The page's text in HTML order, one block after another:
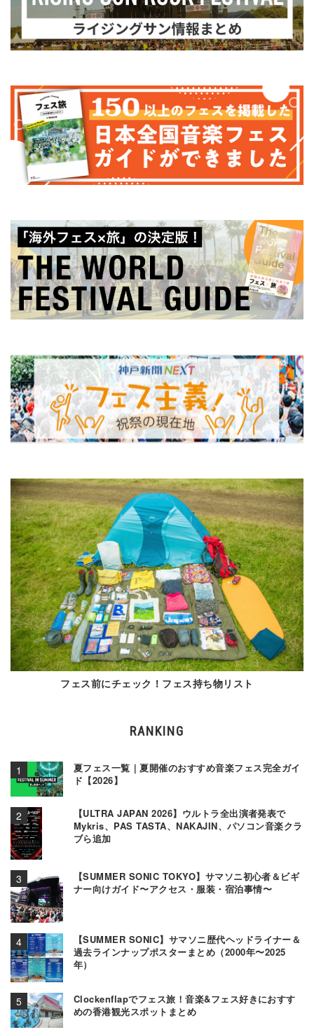
フェス前にチェック！フェス持ち物リスト
RANKING
夏フェス一覧｜夏開催のおすすめ音楽フェス完全ガイ
ド【2026】
【ULTRA JAPAN 2026】ウルトラ全出演者発表で
Mykris、PAS TASTA、NAKAJIN、パソコン音楽クラ
ブら追加
【SUMMER SONIC TOKYO】サマソニ初心者＆ビギ
ナー向けガイド〜アクセス・服装・宿泊事情〜
【SUMMER SONIC】サマソニ歴代ヘッドライナー＆
過去ラインナップポスターまとめ（2000年〜2025
年）
Clockenflapでフェス旅！音楽&フェス好きにおすす
めの香港観光スポットまとめ